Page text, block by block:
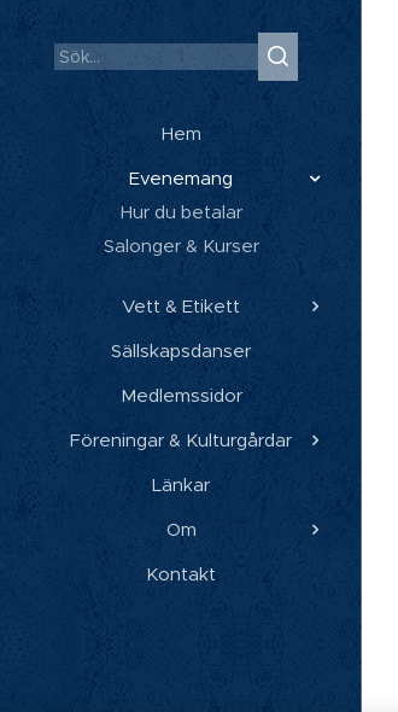
Hem
Evenemang
Hur du betalar
Salonger & Kurser
Vett & Etikett
Sällskapsdanser
Medlemssidor
Föreningar & Kulturgårdar
Länkar
Om
Kontakt